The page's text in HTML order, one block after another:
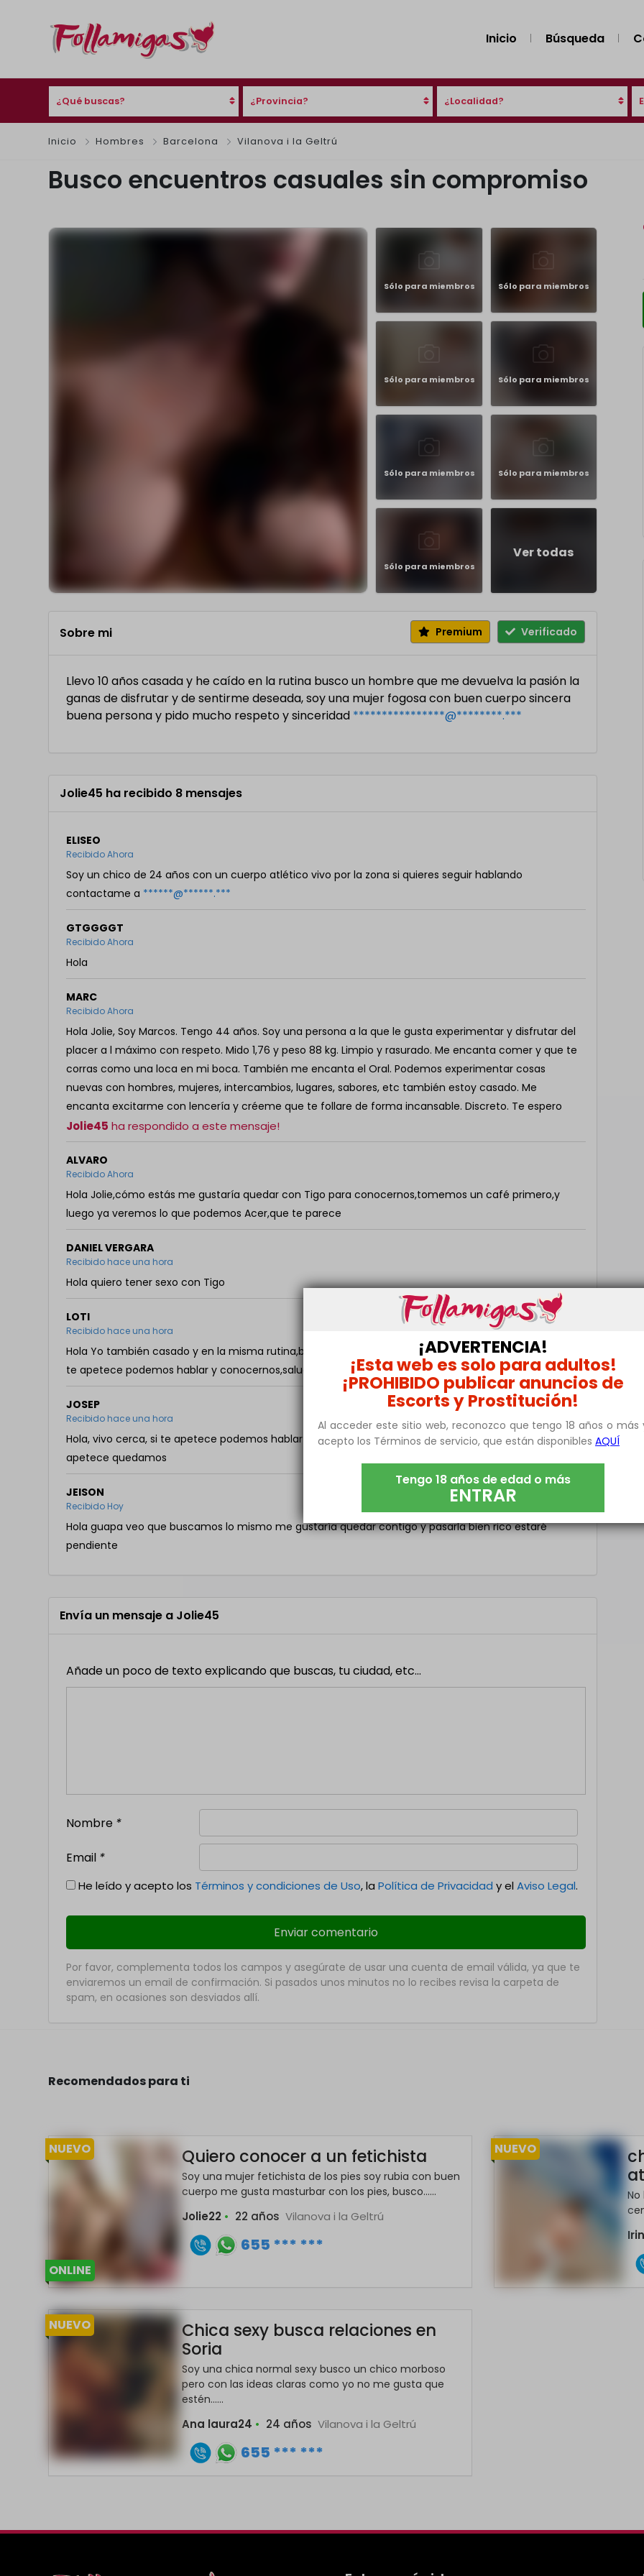
Inicio Búsqueda
¿Qué buscas? ¿Provincia? ¿Localidad?
Inicio Hombres Barcelona Vilanova i la Geltrú
Busco encuentros casuales sin compromiso
Sólo para miembros Sólo para miembros
Sólo para miembros Sólo para miembros
Sólo para miembros Sólo para miembros
Sólo para miembros
Ver todas
Sobre mi Premium Verificado
Llevo 10 años casada y he caído en la rutina busco un hombre que me devuelva la pasión la
ganas de disfrutar y de sentirme deseada, soy una mujer fogosa con buen cuerpo sincera
buena persona y pido mucho respeto y sinceridad ****************@********.***
Jolie45 ha recibido 8 mensajes
ELISEO
Recibido Ahora
Soy un chico de 24 años con un cuerpo atlético vivo por la zona si quieres seguir hablando
contactame a ******@******.***
GTGGGGT
Recibido Ahora
Hola
MARC
Recibido Ahora
Hola Jolie, Soy Marcos. Tengo 44 años. Soy una persona a la que le gusta experimentar y disfrutar del
placer a l máximo con respeto. Mido 1,76 y peso 88 kg. Limpio y rasurado. Me encanta comer y que te
corras como una loca en mi boca. También me encanta el Oral. Podemos experimentar cosas
nuevas con hombres, mujeres, intercambios, lugares, sabores, etc también estoy casado. Me
encanta excitarme con lencería y créeme que te follare de forma incansable. Discreto. Te espero
Jolie45 ha respondido a este mensaje!
ALVARO
Recibido Ahora
Hola Jolie,cómo estás me gustaría quedar con Tigo para conocernos,tomemos un café primero,y
luego ya veremos lo que podemos Acer,que te parece
DANIEL VERGARA
Recibido hace una hora
Hola quiero tener sexo con Tigo
LOTI
Recibido hace una hora
Hola Yo también casado y en la misma rutina,busco salir de ella y darle un poco de chispa a la vida,si
te apetece podemos hablar y conocernos,saludos
JOSEP
Recibido hace una hora
Hola, vivo cerca, si te apetece podemos hablar por Telegram Mrnicet a ver si coincidimos en algo y si
apetece quedamos
JEISON
Recibido Hoy
Hola guapa veo que buscamos lo mismo me gustaría quedar contigo y pasarla bien rico estaré
pendiente
Envía un mensaje a Jolie45
Añade un poco de texto explicando que buscas, tu ciudad, etc...
Nombre *
Email *
He leído y acepto los Términos y condiciones de Uso, laPolítica de Privacidad y elAviso Legal.
Por favor, complementa todos los campos y asegúrate de usar una cuenta de email válida, ya que te
enviaremos un email de confirmación. Si pasados unos minutos no lo recibes revisa la carpeta de
spam, en ocasiones son desviados allí.
Recomendados para ti
NUEVO
ONLINE
Quiero conocer a un fetichista
Soy una mujer fetichista de los pies soy rubia con buen
cuerpo me gusta masturbar con los pies, busco......
Jolie22 • 22 años Vilanova i la Geltrú
655 *** ***
NUEVO
NUEVO
Chica sexy busca relaciones en
Soria
Soy una chica normal sexy busco un chico morboso
pero con las ideas claras como yo no me gusta que
estén......
Ana laura24 • 24 años Vilanova i la Geltrú
655 *** ***
¡ADVERTENCIA!
¡Esta web es solo para adultos!
¡PROHIBIDO publicar anuncios de
Escorts y Prostitución!
Al acceder este sitio web, reconozco que tengo 18 años o más
acepto los Términos de servicio, que están disponibles AQUÍ
Tengo 18 años de edad o más
ENTRAR